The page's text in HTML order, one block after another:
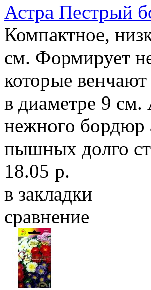
Астра Пестрый
Компактное,
см. Формирует
которые
в диаметре 9 см.
нежного бордюр
пышных долго
18.05 р.
в закладки
сравнение